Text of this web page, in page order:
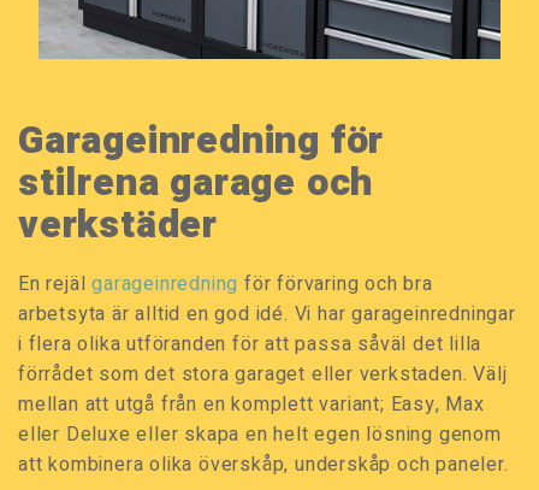
Garageinredning för
stilrena garage och
verkstäder
En rejälgarageinredning för förvaring och bra
arbetsyta är alltid en god idé. Vi har garageinredningar
i flera olika utföranden för att passa såväl det lilla
förrådet som det stora garaget eller verkstaden. Välj
mellan att utgå från en komplett variant; Easy, Max
eller Deluxe eller skapa en helt egen lösning genom
att kombinera olika överskåp, underskåp och paneler.